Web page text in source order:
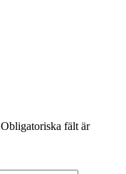
Obligatoriska fält är